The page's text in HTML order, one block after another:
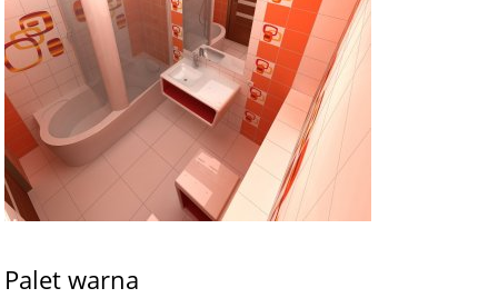
Palet warna